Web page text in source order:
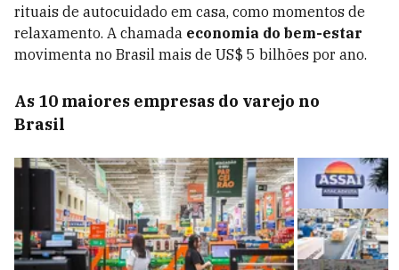
rituais de autocuidado em casa, como momentos de
relaxamento. A chamada economia do bem-estar
movimenta no Brasil mais de US$ 5 bilhões por ano.
As 10 maiores empresas do varejo no
Brasil